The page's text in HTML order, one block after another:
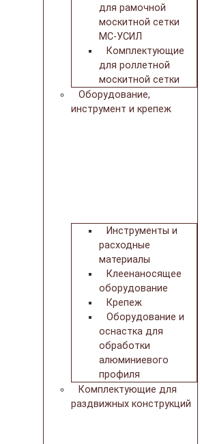
для рамочной
москитной сетки
МС-УСИЛ
Комплектующие
для роллетной
москитной сетки
Оборудование,
инструмент и крепеж
Инструменты и
расходные
материалы
Клеенаносящее
оборудование
Крепеж
Оборудование и
оснастка для
обработки
алюминиевого
профиля
Комплектующие для
раздвижных конструкций